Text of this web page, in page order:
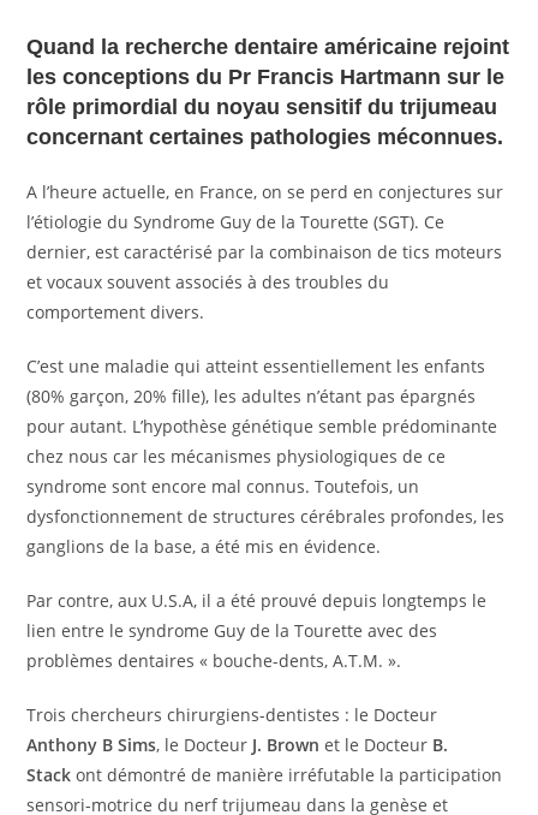
Quand la recherche dentaire américaine rejoint
les conceptions du Pr Francis Hartmann sur le
rôle primordial du noyau sensitif du trijumeau
concernant certaines pathologies méconnues.
A l’heure actuelle, en France, on se perd en conjectures sur
l’étiologie du Syndrome Guy de la Tourette (SGT). Ce
dernier, est caractérisé par la combinaison de tics moteurs
et vocaux souvent associés à des troubles du
comportement divers.
C’est une maladie qui atteint essentiellement les enfants
(80% garçon, 20% fille), les adultes n’étant pas épargnés
pour autant. L’hypothèse génétique semble prédominante
chez nous car les mécanismes physiologiques de ce
syndrome sont encore mal connus. Toutefois, un
dysfonctionnement de structures cérébrales profondes, les
ganglions de la base, a été mis en évidence.
Par contre, aux U.S.A, il a été prouvé depuis longtemps le
lien entre le syndrome Guy de la Tourette avec des
problèmes dentaires « bouche-dents, A.T.M. ».
Trois chercheurs chirurgiens-dentistes : le Docteur
Anthony B Sims, le Docteur J. Brown et le Docteur B.
Stack ont démontré de manière irréfutable la participation
sensori-motrice du nerf trijumeau dans la genèse et